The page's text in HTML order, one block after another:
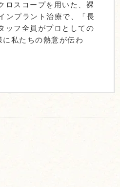
ロスコープを用いた、裸
ンプラント治療で、「長
ッフ全員がプロとしての
私たちの熱意が伝わ